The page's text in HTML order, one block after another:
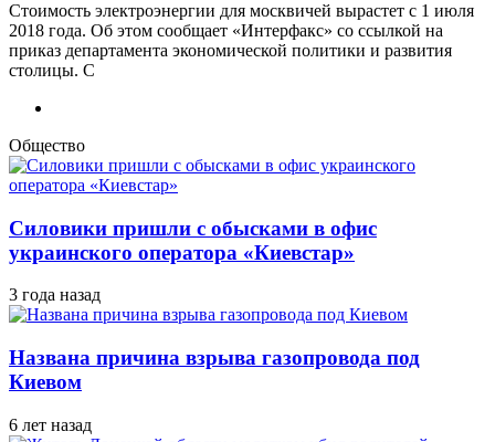
Стоимость электроэнергии для москвичей вырастет с 1 июля
2018 года. Об этом сообщает «Интерфакс» со ссылкой на
приказ департамента экономической политики и развития
столицы. С
Общество
Силовики пришли с обысками в офис
украинского оператора «Киевстар»
3 года назад
Названа причина взрыва газопровода под
Киевом
6 лет назад